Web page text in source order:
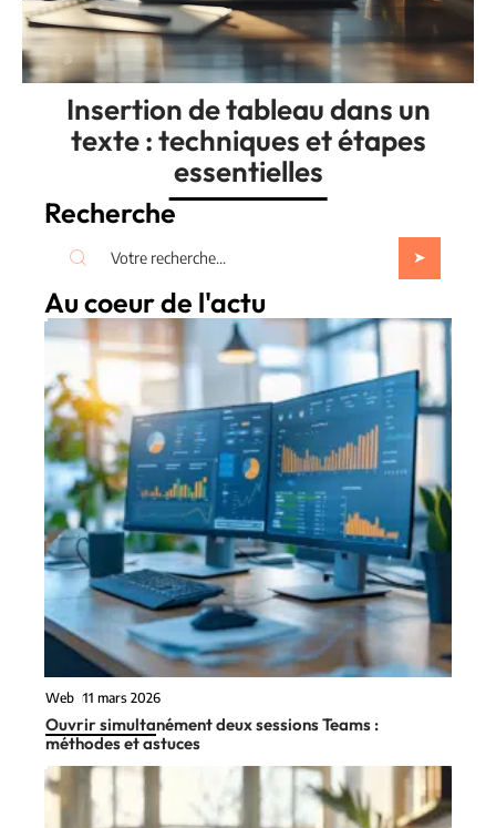
Insertion de tableau dans un
texte : techniques et étapes
essentielles
Recherche
Au coeur de l'actu
Web 11 mars 2026
Ouvrir simultanément deux sessions Teams :
méthodes et astuces